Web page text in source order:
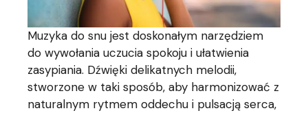
Muzyka do snu jest doskonałym narzędziem
do wywołania uczucia spokoju i ułatwienia
zasypiania. Dźwięki delikatnych melodii,
stworzone w taki sposób, aby harmonizować z
naturalnym rytmem oddechu i pulsacją serca,